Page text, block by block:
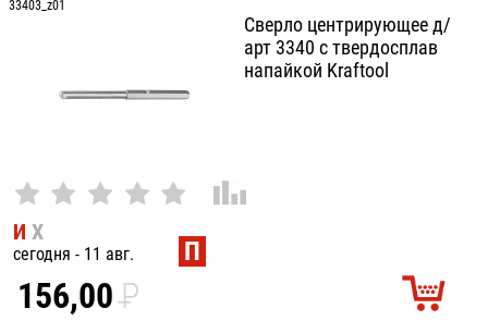
33403_z01
Сверло центрирующее д/
арт 3340 с твердосплав
напайкой Kraftool
И Х
сегодня - 11 авг. П
156,00P